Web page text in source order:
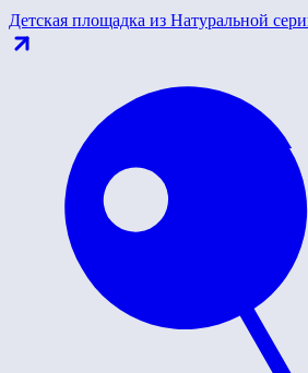
Детская площадка из Натуральной